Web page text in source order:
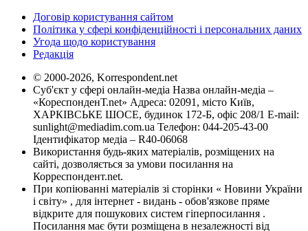
Договір користування сайтом
Політика у сфері конфіденційності і персональних даних
Угода щодо користування
Редакція
© 2000-2026, Korrespondent.net
Суб'єкт у сфері онлайн-медіа Назва онлайн-медіа –
«КореспонденТ.net» Адреса: 02091, місто Київ,
ХАРКІВСЬКЕ ШОСЕ, будинок 172-Б, офіс 208/1 E-mail:
sunlight@mediadim.com.ua Телефон: 044-205-43-00
Ідентифікатор медіа – R40-06068
Використання будь-яких матеріалів, розміщених на
сайті, дозволяється за умови посилання на
Корреспондент.net.
При копіюванні матеріалів зі сторінки « Новини України
і світу» , для інтернет - видань - обов'язкове пряме
відкрите для пошукових систем гіперпосилання .
Посилання має бути розміщена в незалежності від